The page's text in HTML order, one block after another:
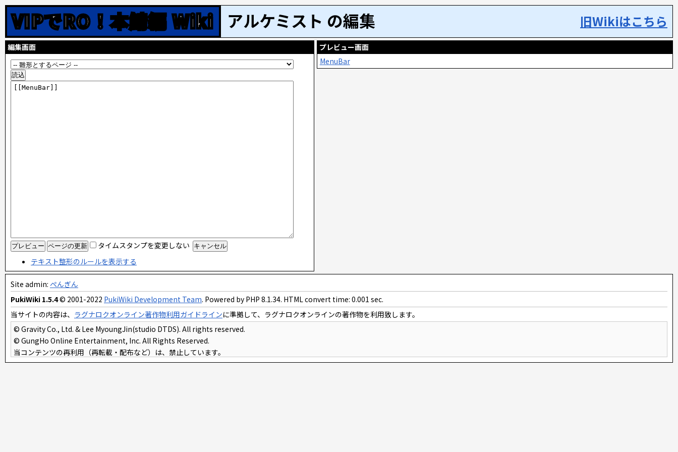
VIPでRO！本鯖編 Wiki アルケミスト の編集 旧Wikiはこちら
編集画面
タイムスタンプを変更しない
テキスト整形のルールを表示する
プレビュー画面
MenuBar
Site admin: ぺんぎん
PukiWiki 1.5.4© 2001-2022 PukiWiki Development Team. Powered by PHP 8.1.34. HTML convert time: 0.001 sec.
当サイトの内容は、 ラグナロクオンライン著作物利用ガイドラインに準拠して、ラグナロクオンラインの著作物を利用致します。
© Gravity Co., Ltd. & Lee MyoungJin(studio DTDS). All rights reserved.
© GungHo Online Entertainment, Inc. All Rights Reserved.
当コンテンツの再利用（再転載・配布など）は、禁止しています。